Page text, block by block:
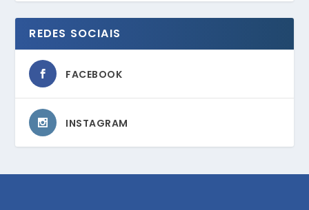
REDES SOCIAIS
FACEBOOK
INSTAGRAM